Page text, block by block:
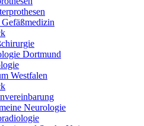
Dortmund
Westfalen
Neurologie